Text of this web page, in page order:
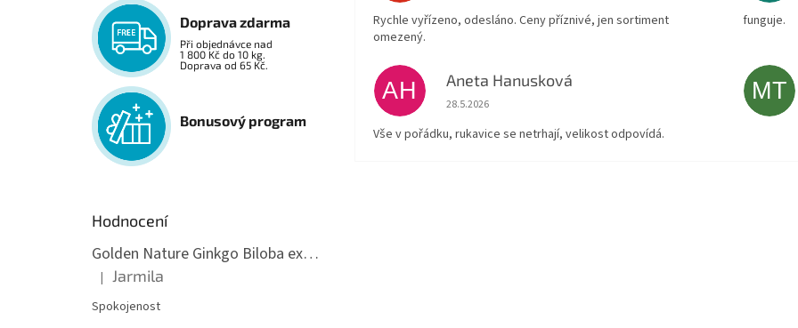
Doprava zdarma
Při objednávce nad
1 800 Kč do 10 kg.
Doprava od 65 Kč.
Bonusový program
Hodnocení
Golden Nature Ginkgo Biloba extrakt 50:1 60mg, 100 kapslí
Hodnocení produktu je 5 z 5 hvězdiček.
| Jarmila
Spokojenost
Rychle vyřízeno, odesláno. Ceny příznivé, jen sortiment
omezený.
funguje.
AH Aneta Hanusková
Hodnocení obchodu je 5 z 5 hvězdiček.
28.5.2026
Vše v pořádku, rukavice se netrhají, velikost odpovídá.
MT